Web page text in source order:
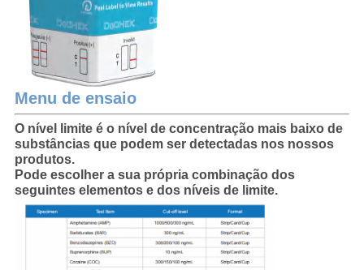
Menu de ensaio
O nível limite é o nível de concentração mais baixo de
substâncias que podem ser detectadas nos nossos
produtos.
Pode escolher a sua própria combinação dos
seguintes elementos e dos níveis de limite.